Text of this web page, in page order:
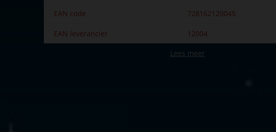
EAN code 728162120045
EAN leverancier 12004
Lemax
Lees meer